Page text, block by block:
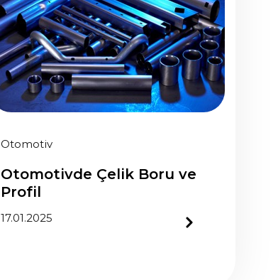
Otomotiv
Otomotivde Çelik Boru ve
Profil
17.01.2025